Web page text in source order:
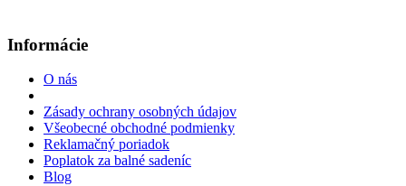
Informácie
O nás
Zásady ochrany osobných údajov
Všeobecné obchodné podmienky
Reklamačný poriadok
Poplatok za balné sadeníc
Blog